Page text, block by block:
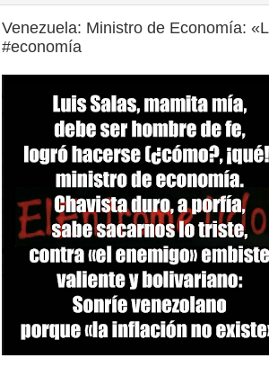
Venezuela: Ministro de Economía:
#economía